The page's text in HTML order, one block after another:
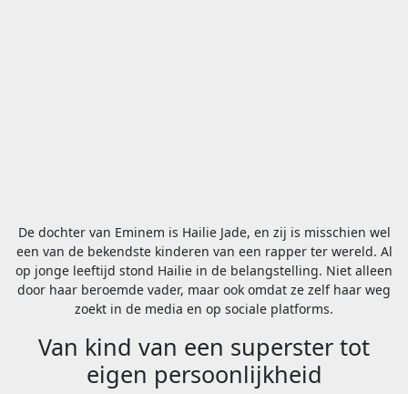
De dochter van Eminem is Hailie Jade, en zij is misschien wel
een van de bekendste kinderen van een rapper ter wereld. Al
op jonge leeftijd stond Hailie in de belangstelling. Niet alleen
door haar beroemde vader, maar ook omdat ze zelf haar weg
zoekt in de media en op sociale platforms.
Van kind van een superster tot
eigen persoonlijkheid